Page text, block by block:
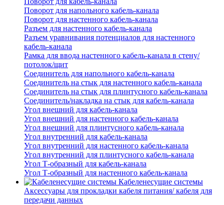
Поворот для напольного кабель-канала
Поворот для настенного кабель-канала
Разъем для настенного кабель-канала
Разъем уравнивания потенциалов для настенного
кабель-канала
Рамка для ввода настенного кабель-канала в стену/
потолок/щит
Соединитель для напольного кабель-канала
Соединитель на стык для настенного кабель-канала
Соединитель на стык для плинтусного кабель-канала
Соединитель/накладка на стык для кабель-канала
Угол внешний для кабель-канала
Угол внешний для настенного кабель-канала
Угол внешний для плинтусного кабель-канала
Угол внутренний для кабель-канала
Угол внутренний для настенного кабель-канала
Угол внутренний для плинтусного кабель-канала
Угол Т-образный для кабель-канала
Угол Т-образный для настенного кабель-канала
Кабеленесущие системы
Аксессуары для прокладки кабеля питания/ кабеля для
передачи данных